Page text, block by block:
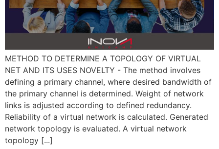
METHOD TO DETERMINE A TOPOLOGY OF VIRTUAL
NET AND ITS USES NOVELTY - The method involves
defining a primary channel, where desired bandwidth of
the primary channel is determined. Weight of network
links is adjusted according to defined redundancy.
Reliability of a virtual network is calculated. Generated
network topology is evaluated. A virtual network
topology [...]